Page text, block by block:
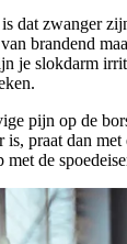
dat zwanger
brandend
je slokdarm
pijn op de
is, praat dan met
de